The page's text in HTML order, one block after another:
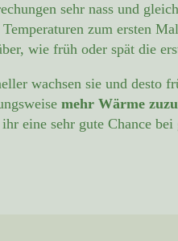
sehr nass und
zum ersten
wie früh oder spät die
wachsen sie und
mehr Wärme
eine sehr gute Chance